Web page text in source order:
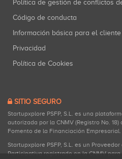
Política de gestión de conflictos
Código de conducta
Información básica para el cliente
Privacidad
Política de Cookies
SITIO SEGURO
Startupxplore PSFP, S.L. es una
autorizada por la CNMV (Registro No.
Fomento de la Financiación Empresarial.
Startupxplore PSFP, S.L. es un
Participativa registrado en la CNMV